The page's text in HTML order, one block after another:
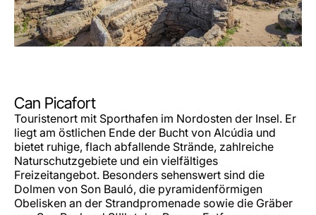
Can Picafort
Touristenort mit Sporthafen im Nordosten der Insel. Er
liegt am östlichen Ende der Bucht von Alcúdia und
bietet ruhige, flach abfallende Strände, zahlreiche
Naturschutzgebiete und ein vielfältiges
Freizeitangebot. Besonders sehenswert sind die
Dolmen von Son Bauló, die pyramidenförmigen
Obelisken an der Strandpromenade sowie die Gräber